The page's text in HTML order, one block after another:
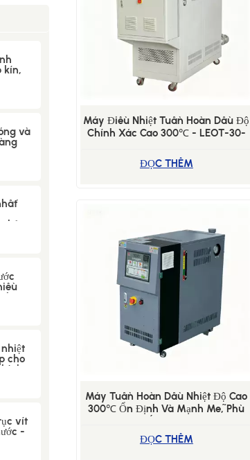
kín,
và
thử
cho
vít
-
-
Máy Điều Nhiệt Tuần Hoàn Dầu Độ
Chính Xác Cao 300℃ - LEOT-30-
ĐỌC THÊM
Máy Tuần Hoàn Dầu Nhiệt Độ Cao
300℃ Ổn Định Và Mạnh Mẽ, Phù
Trình Hóa Chất.
ĐỌC THÊM